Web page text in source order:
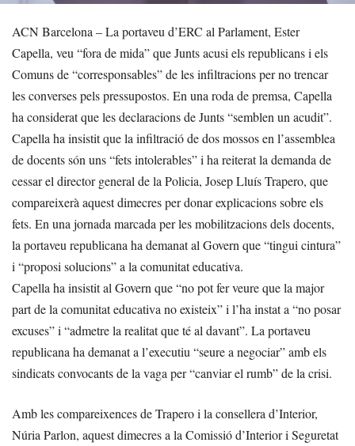
ACN Barcelona – La portaveu d’ERC al Parlament, Ester
Capella, veu “fora de mida” que Junts acusi els republicans i els
Comuns de “corresponsables” de les infiltracions per no trencar
les converses pels pressupostos. En una roda de premsa, Capella
ha considerat que les declaracions de Junts “semblen un acudit”.
Capella ha insistit que la infiltració de dos mossos en l’assemblea
de docents són uns “fets intolerables” i ha reiterat la demanda de
cessar el director general de la Policia, Josep Lluís Trapero, que
compareixerà aquest dimecres per donar explicacions sobre els
fets. En una jornada marcada per les mobilitzacions dels docents,
la portaveu republicana ha demanat al Govern que “tingui cintura”
i “proposi solucions” a la comunitat educativa.
Capella ha insistit al Govern que “no pot fer veure que la major
part de la comunitat educativa no existeix” i l’ha instat a “no posar
excuses” i “admetre la realitat que té al davant”. La portaveu
republicana ha demanat a l’executiu “seure a negociar” amb els
sindicats convocants de la vaga per “canviar el rumb” de la crisi.
Amb les compareixences de Trapero i la consellera d’Interior,
Núria Parlon, aquest dimecres a la Comissió d’Interior i Seguretat